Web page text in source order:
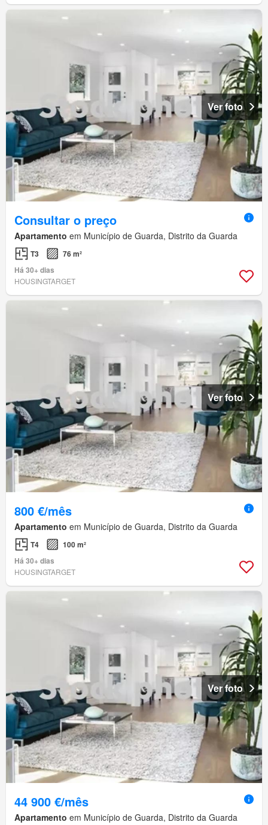
Ver foto
Consultar o preço
Apartamento em Município de Guarda, Distrito da Guarda
T3
76 m²
Há 30+ dias
HOUSINGTARGET
Ver foto
800 €/mês
Apartamento em Município de Guarda, Distrito da Guarda
T4
100 m²
Há 30+ dias
HOUSINGTARGET
Ver foto
44 900 €/mês
Apartamento em Município de Guarda, Distrito da Guarda